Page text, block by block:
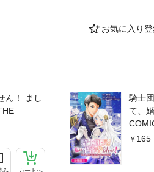
お気に入り
ん！ まし
み カートへ
騎士
て、
165